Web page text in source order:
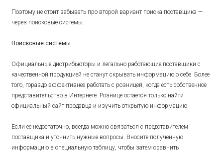
Поэтому не стоит забывать про второй вариант поиска поставщика —
через поисковые системы.
Поисковые системы
Официальные дистрибьюторы и легально работающие поставщики с
качественной продукцией не станут скрывать информацию о себе. Более
того, гораздо эффективнее работать с розницей, когда есть собственное
представительство в Интернете. Рознице остается только найти
официальный сайт продавца и изучить открытую информацию.
Если ее недостаточно, всегда можно связаться с представителем
поставщика и уточнить нужные вопросы. Вносите полученную
информацию в специальную таблицу, чтобы затем сравнить